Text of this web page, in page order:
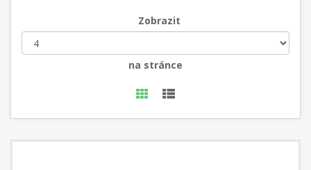
Zobrazit
na stránce